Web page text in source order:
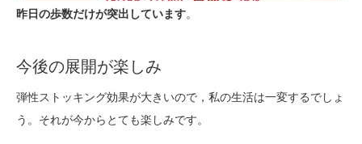
昨日の歩数だけが突出しています。
今後の展開が楽しみ
弾性ストッキング効果が大きいので，私の生活は一変するでしょ
う。それが今からとても楽しみです。